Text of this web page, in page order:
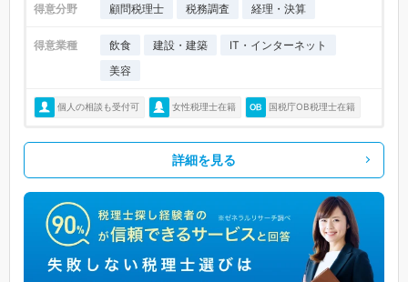
得意分野 顧問税理士 税務調査 経理・決算
得意業種 飲食 建設・建築
IT・インターネット
美容
個人の相談も受付可 女性税理士在籍 国税庁OB税理士在籍
詳細を見る